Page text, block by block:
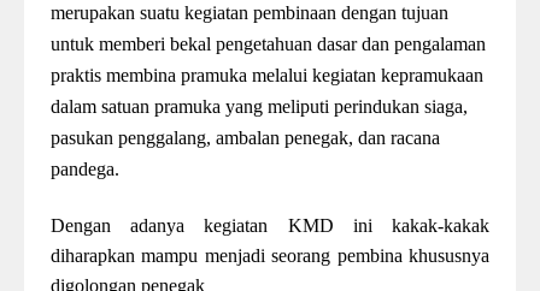
merupakan suatu kegiatan pembinaan dengan tujuan
untuk memberi bekal pengetahuan dasar dan pengalaman
praktis membina pramuka melalui kegiatan kepramukaan
dalam satuan pramuka yang meliputi perindukan siaga,
pasukan penggalang, ambalan penegak, dan racana
pandega.
Dengan adanya kegiatan KMD ini kakak-kakak
diharapkan mampu menjadi seorang pembina khususnya
digolongan penegak